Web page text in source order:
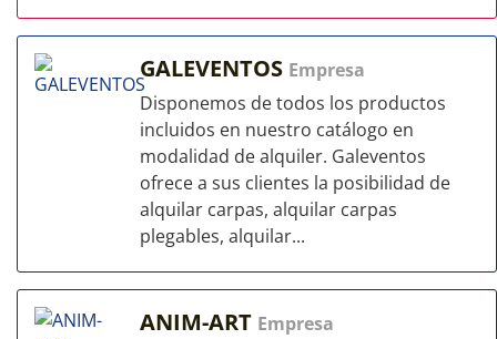
GALEVENTOS Empresa
Disponemos de todos los productos
incluidos en nuestro catálogo en
modalidad de alquiler. Galeventos
ofrece a sus clientes la posibilidad de
alquilar carpas, alquilar carpas
plegables, alquilar...
ANIM-ART Empresa